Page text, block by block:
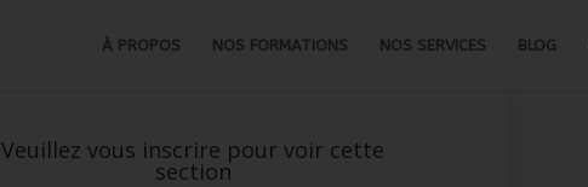
À PROPOS NOS FORMATIONS NOS SERVICES BLOG
Veuillez vous inscrire pour voir cette
section